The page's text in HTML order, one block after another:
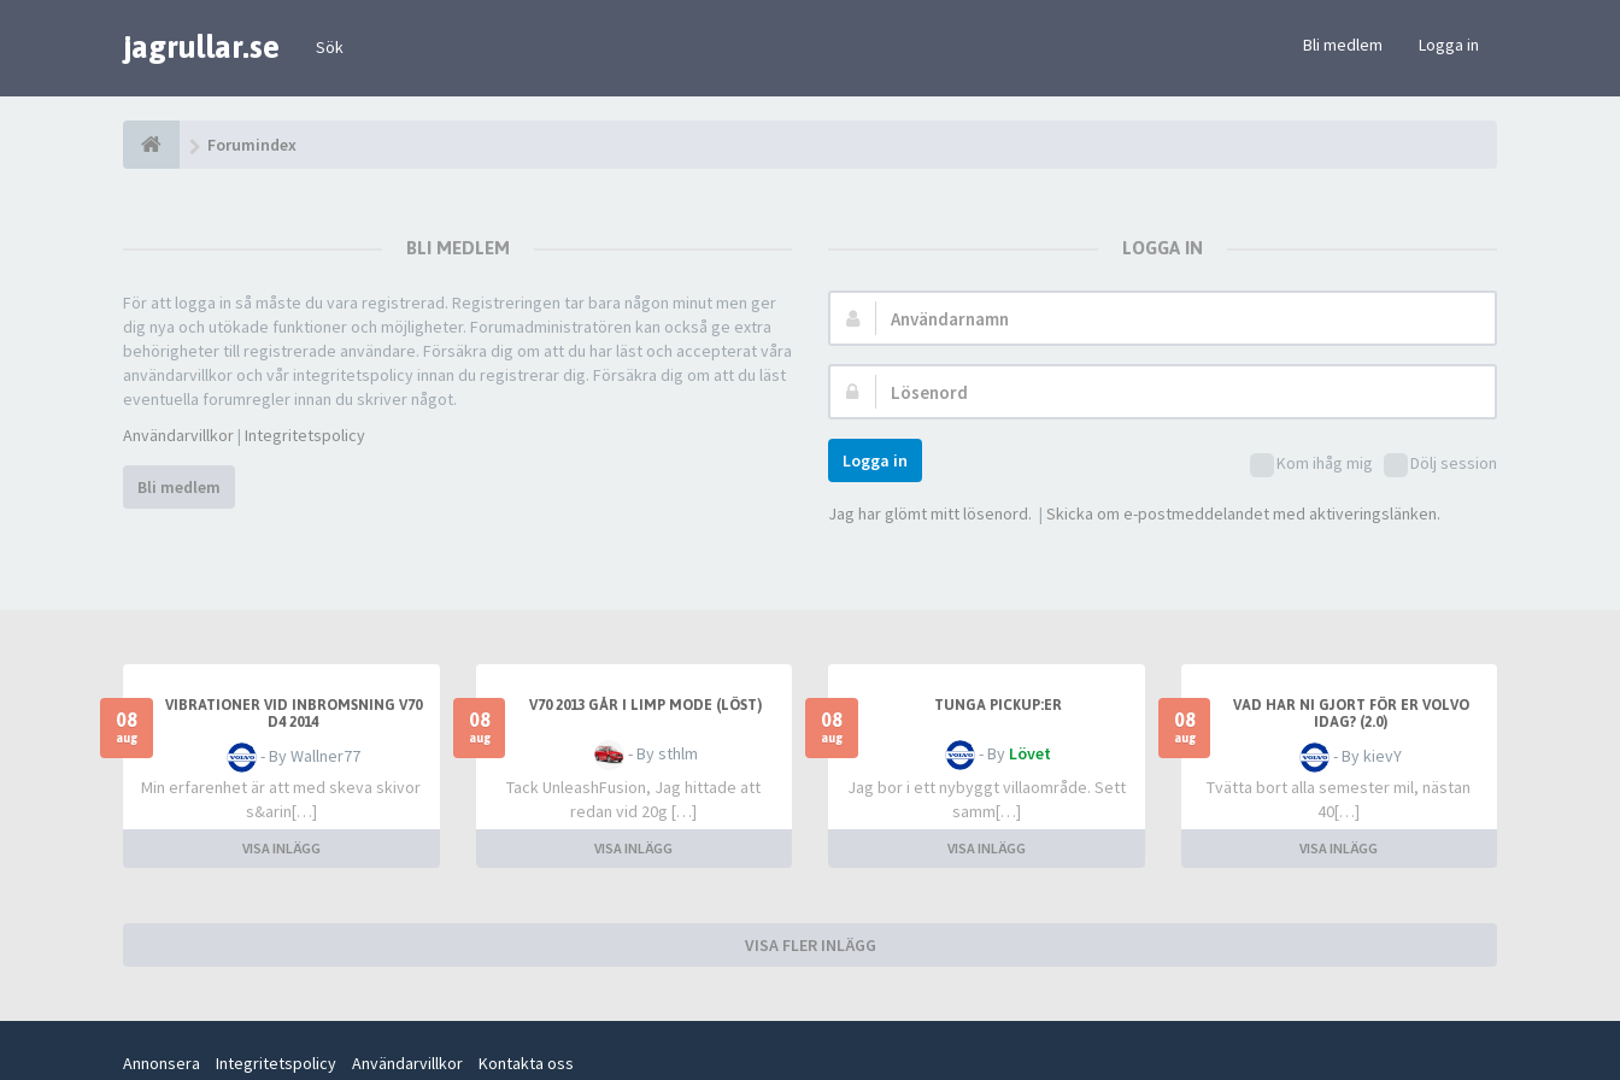
jagrullar.se Sök Bli medlem Logga in
Forumindex
BLI MEDLEM
För att logga in så måste du vara registrerad. Registreringen tar bara någon minut men ger
dig nya och utökade funktioner och möjligheter. Forumadministratören kan också ge extra
behörigheter till registrerade användare. Försäkra dig om att du har läst och accepterat våra
användarvillkor och vår integritetspolicy innan du registrerar dig. Försäkra dig om att du läst
eventuella forumregler innan du skriver något.
Användarvillkor | Integritetspolicy
Bli medlem
LOGGA IN
Användarnamn:
Lösenord:
Kom ihåg mig Dölj session
Logga in
Jag har glömt mitt lösenord. | Skicka om e-postmeddelandet med aktiveringslänken.
08
aug
VIBRATIONER VID INBROMSNING V70
D4 2014
- By Wallner77
Min erfarenhet är att med skeva skivor
s&arin[…]
VISA INLÄGG
08
aug
V70 2013 GÅR I LIMP MODE (LÖST)
- By sthlm
Tack UnleashFusion, Jag hittade att
redan vid 20g […]
VISA INLÄGG
08
aug
TUNGA PICKUP:ER
- By Lövet
Jag bor i ett nybyggt villaområde. Sett
samm[…]
VISA INLÄGG
08
aug
VAD HAR NI GJORT FÖR ER VOLVO
IDAG? (2.0)
- By kievY
Tvätta bort alla semester mil, nästan
40[…]
VISA INLÄGG
VISA FLER INLÄGG
Annonsera Integritetspolicy Användarvillkor Kontakta oss